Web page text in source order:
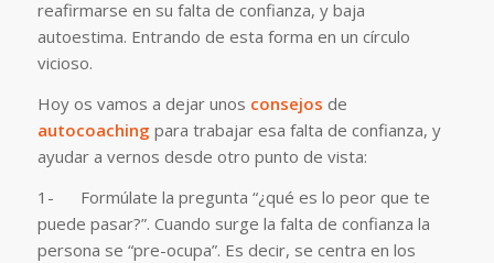
reafirmarse en su falta de confianza, y baja
autoestima. Entrando de esta forma en un círculo
vicioso.
Hoy os vamos a dejar unos consejos de
autocoaching para trabajar esa falta de confianza, y
ayudar a vernos desde otro punto de vista:
1- Formúlate la pregunta “¿qué es lo peor que te
puede pasar?”. Cuando surge la falta de confianza la
persona se “pre-ocupa”. Es decir, se centra en los